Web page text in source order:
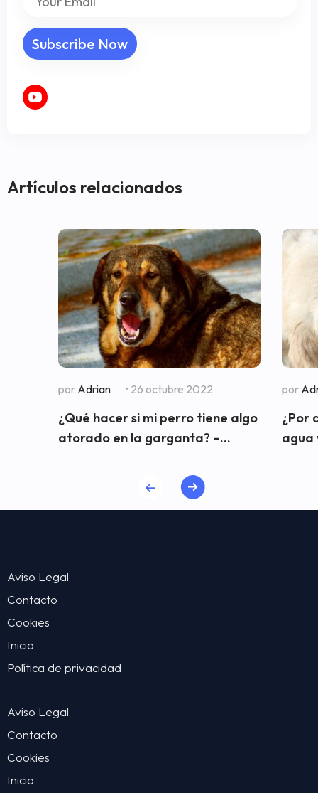
Artículos relacionados
por Adrian • 26 octubre 2022
¿Qué hacer si mi perro tiene algo
atorado en la garganta? –...
por
¿Por
agua
Aviso Legal
Contacto
Cookies
Inicio
Política de privacidad
Aviso Legal
Contacto
Cookies
Inicio